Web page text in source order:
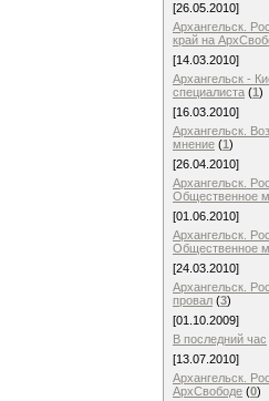
[26.05.2010]
Архангельск.
край на
[14.03.2010]
Архангельск -
специалиста (1)
[16.03.2010]
Архангельск.
мнение (1)
[26.04.2010]
Архангельск.
Общественное
[01.06.2010]
Архангельск.
Общественное
[24.03.2010]
Архангельск.
провал (3)
[01.10.2009]
В последний час
[13.07.2010]
Архангельск.
АрхСвободе (0)